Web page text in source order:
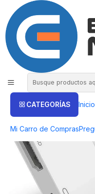
CATEGORÍAS Inicio
Mi Carro de Compras
COMPRA
Inicio Productos
Adaptador Lightning A HDMI
ElectroMundo.